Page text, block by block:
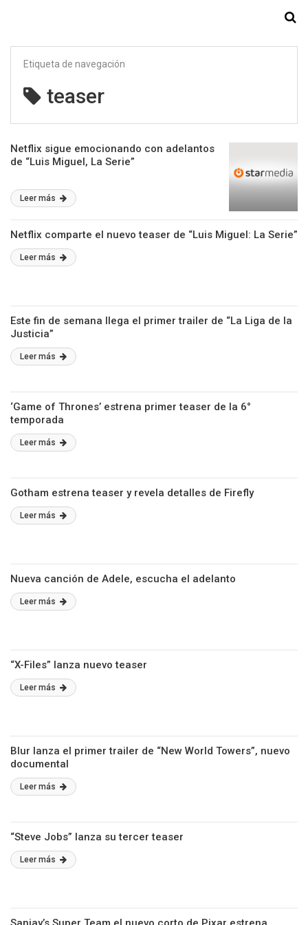
Etiqueta de navegación
teaser
Netflix sigue emocionando con adelantos
de “Luis Miguel, La Serie”
Leer más
Netflix comparte el nuevo teaser de “Luis Miguel: La Serie”
Leer más
Este fin de semana llega el primer trailer de “La Liga de la
Justicia”
Leer más
‘Game of Thrones’ estrena primer teaser de la 6°
temporada
Leer más
Gotham estrena teaser y revela detalles de Firefly
Leer más
Nueva canción de Adele, escucha el adelanto
Leer más
“X-Files” lanza nuevo teaser
Leer más
Blur lanza el primer trailer de “New World Towers”, nuevo
documental
Leer más
“Steve Jobs” lanza su tercer teaser
Leer más